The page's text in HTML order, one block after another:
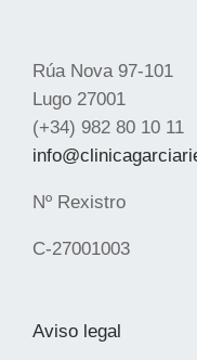
Rúa Nova 97-101
Lugo 27001
(+34) 982 80 10 11
Nº Rexistro
C-27001003
Aviso legal